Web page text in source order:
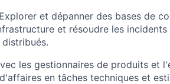
Explorer et dépanner des bases de
et résoudre les
les gestionnaires de produits et
en tâches techniques et